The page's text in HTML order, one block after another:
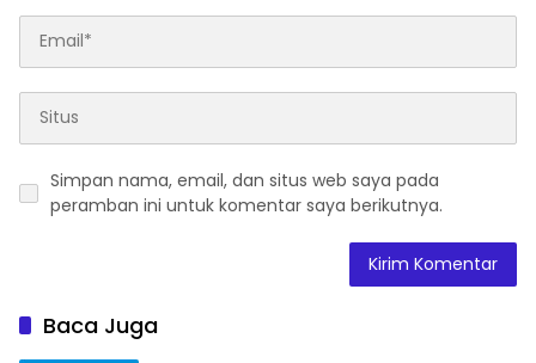
Simpan nama, email, dan situs web saya pada
peramban ini untuk komentar saya berikutnya.
Baca Juga